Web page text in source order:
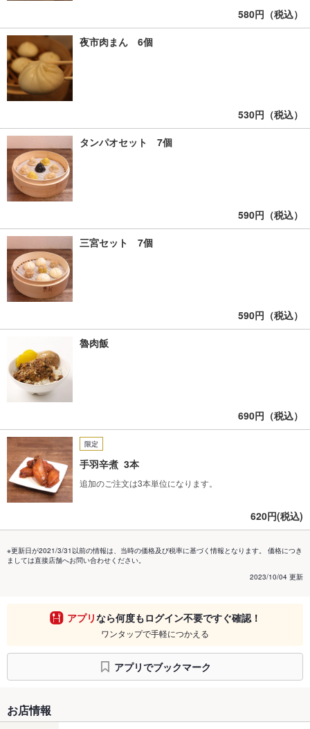
580円（税込）
夜市肉まん 6個
530円（税込）
タンパオセット 7個
590円（税込）
三宮セット 7個
590円（税込）
魯肉飯
690円（税込）
限定
手羽辛煮 3本
追加のご注文は3本単位になります。
620円(税込)
※更新日が2021/3/31以前の情報は、当時の価格及び税率に基づく情報となります。 価格につき
ましては直接店舗へお問い合わせください。
2023/10/04 更新
アプリなら何度もログイン不要ですぐ確認！
ワンタップで手軽につかえる
アプリでブックマーク
お店情報